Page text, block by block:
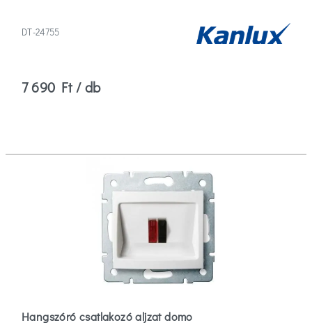
DT-24755
7 690 Ft / db
Hangszóró csatlakozó aljzat domo